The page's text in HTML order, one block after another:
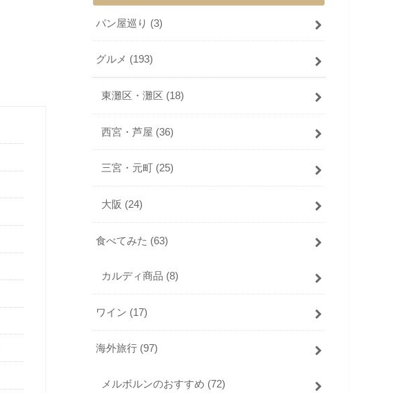
パン屋巡り (3)
グルメ (193)
東灘区・灘区 (18)
西宮・芦屋 (36)
三宮・元町 (25)
大阪 (24)
食べてみた (63)
カルディ商品 (8)
ワイン (17)
海外旅行 (97)
メルボルンのおすすめ (72)